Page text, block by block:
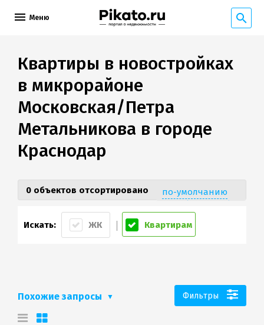
Меню
Квартиры в новостройках
в микрорайоне
Московская/Петра
Метальникова в городе
Краснодар
0 объектов отсортировано
по-умолчанию
Искать:
ЖК Квартирам
Фильтры
Похожие запросы